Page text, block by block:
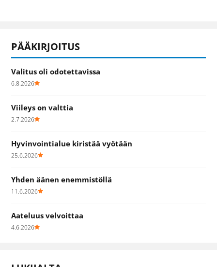
PÄÄKIRJOITUS
Valitus oli odotettavissa
6.8.2026
Viileys on valttia
2.7.2026
Hyvinvointialue kiristää vyötään
25.6.2026
Yhden äänen enemmistöllä
11.6.2026
Aateluus velvoittaa
4.6.2026